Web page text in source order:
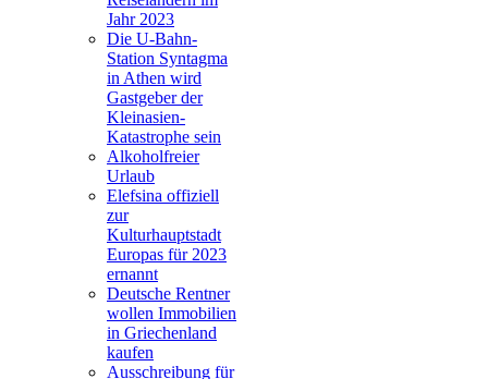
Jahr 2023
Die U-Bahn-
Station Syntagma
in Athen wird
Gastgeber der
Kleinasien-
Katastrophe sein
Alkoholfreier
Urlaub
Elefsina offiziell
zur
Kulturhauptstadt
Europas für 2023
ernannt
Deutsche Rentner
wollen Immobilien
in Griechenland
kaufen
Ausschreibung für